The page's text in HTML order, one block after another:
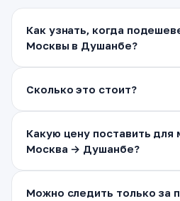
Как узнать, когда
Москвы в Душанбе?
Сколько это стоит?
Какую цену поставить для
Москва → Душанбе?
Можно следить только за